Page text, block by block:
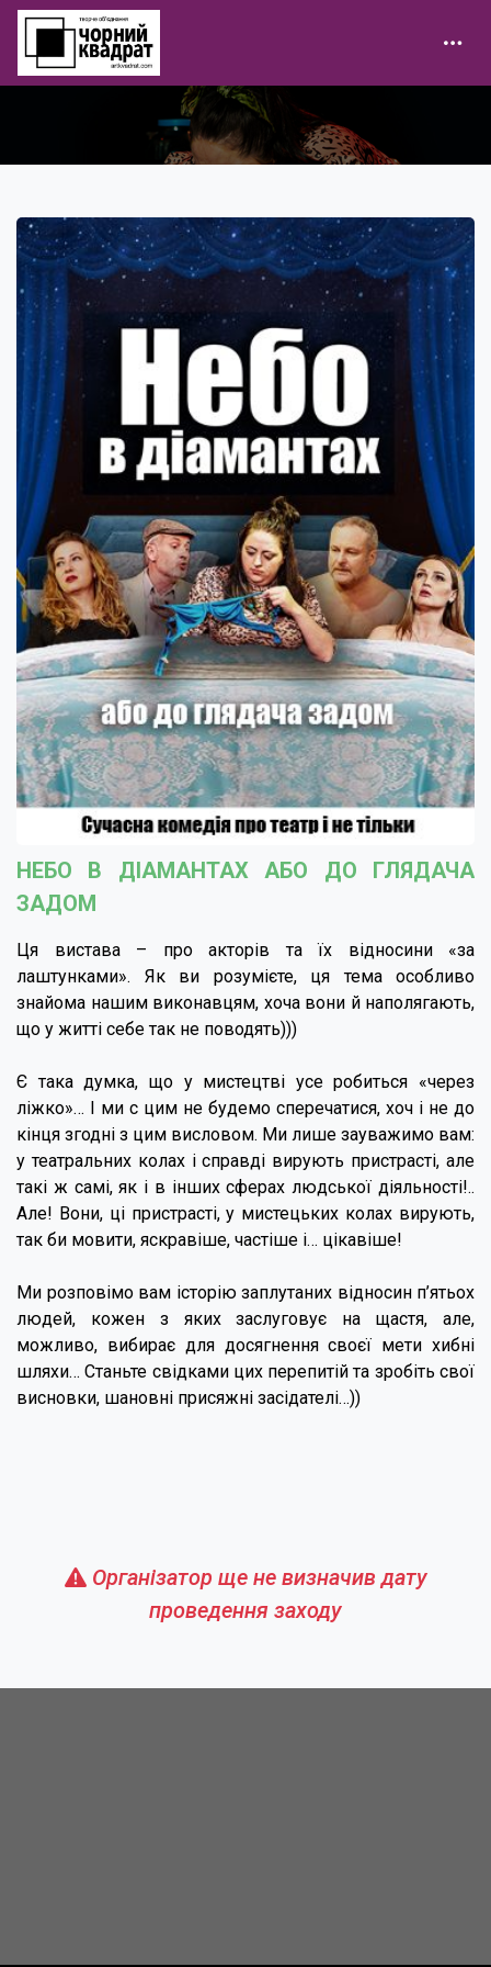
НЕБО В ДІАМАНТАХ АБО ДО ГЛЯДАЧА
ЗАДОМ
Ця вистава – про акторів та їх відносини «за
лаштунками». Як ви розумієте, ця тема особливо
знайома нашим виконавцям, хоча вони й наполягають,
що у житті себе так не поводять)))
Є така думка, що у мистецтві усе робиться «через
ліжко»… І ми с цим не будемо сперечатися, хоч і не до
кінця згодні з цим висловом. Ми лише зауважимо вам:
у театральних колах і справді вирують пристрасті, але
такі ж самі, як і в інших сферах людської діяльності!..
Але! Вони, ці пристрасті, у мистецьких колах вирують,
так би мовити, яскравіше, частіше і… цікавіше!
Ми розповімо вам історію заплутаних відносин п’ятьох
людей, кожен з яких заслуговує на щастя, але,
можливо, вибирає для досягнення своєї мети хибні
шляхи… Станьте свідками цих перепитій та зробіть свої
висновки, шановні присяжні засідателі…))
Організатор ще не визначив дату
проведення заходу